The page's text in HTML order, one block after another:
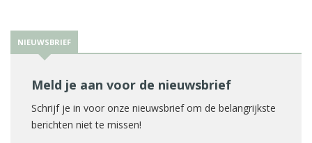
NIEUWSBRIEF
Meld je aan voor de nieuwsbrief
Schrijf je in voor onze nieuwsbrief om de belangrijkste
berichten niet te missen!